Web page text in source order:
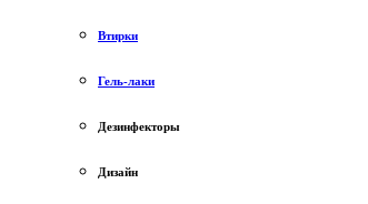
Втирки
Гель-лаки
Дезинфекторы
Дизайн